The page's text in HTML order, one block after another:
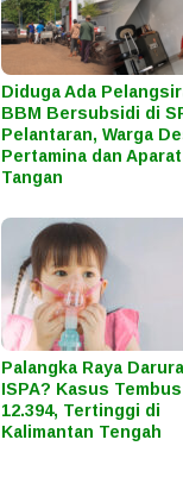
Diduga Ada
BBM Bersubsidi di
Pelantaran, Warga
Pertamina dan
Tangan
Palangka Raya
ISPA? Kasus Tembus
12.394, Tertinggi di
Kalimantan Tengah